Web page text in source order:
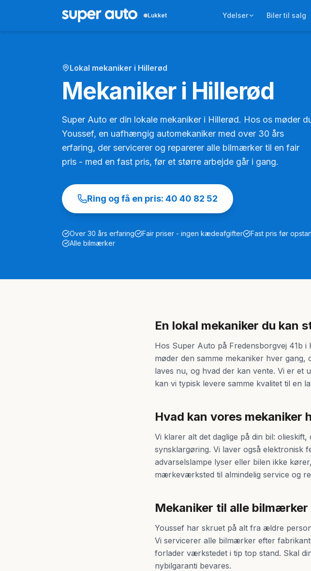
Lukket Ydelser Biler til salg
Lokal mekaniker i Hillerød
Mekaniker i Hillerød
Super Auto er din lokale mekaniker i Hillerød. Hos os møder
Youssef, en uafhængig automekaniker med over 30 års
erfaring, der servicerer og reparerer alle bilmærker til en fair
pris - med en fast pris, før et større arbejde går i gang.
Ring og få en pris: 40 40 82 52
Over 30 års erfaring Fair priser - ingen kædeafgifter
Fast pris før
Alle bilmærker
En lokal mekaniker du kan
Hos Super Auto på Fredensborgvej 41b
møder den samme mekaniker hver
laves nu, og hvad der kan vente. Vi er
kan vi typisk levere samme kvalitet til en
Hvad kan vores mekaniker
Vi klarer alt det daglige på din bil:
synsklargøring. Vi laver også elektronisk
advarselslampe lyser eller bilen ikke
mærkeværksted til almindelig service og
Mekaniker til alle bilmærker
Youssef har skruet på alt fra ældre
Vi servicerer alle bilmærker efter
forlader værkstedet i tip top stand. Skal
nybilgaranti bevares.